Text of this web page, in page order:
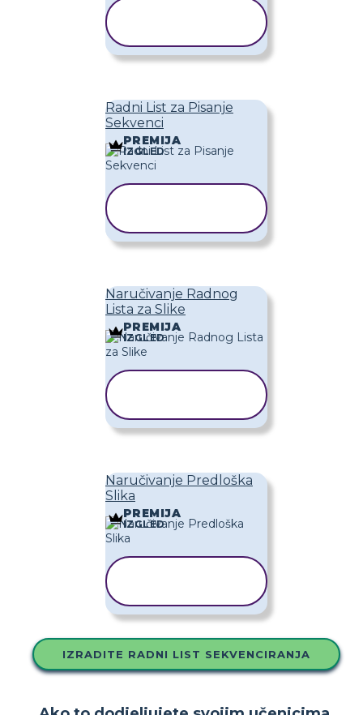
Radni List za Pisanje
Sekvenci
PREMIJA
IZGLED
Naručivanje Radnog
Lista za Slike
PREMIJA
IZGLED
Naručivanje Predloška
Slika
PREMIJA
IZGLED
IZRADITE RADNI LIST SEKVENCIRANJA